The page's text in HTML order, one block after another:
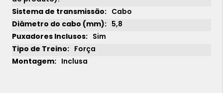
1xsem juros de
2xsem juros de
3x sem juros de
Cabo
5,8
Sim
Força
Inclusa